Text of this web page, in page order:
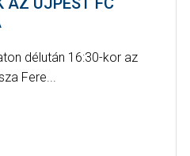
délután 16:30-kor az
Fere...